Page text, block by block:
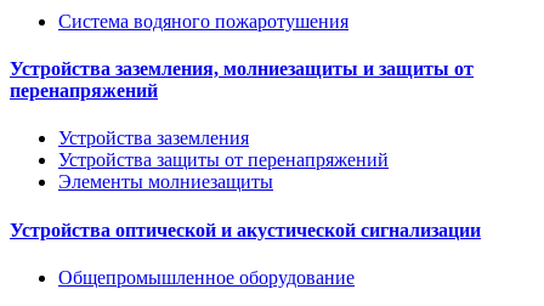
Система водяного пожаротушения
Устройства заземления, молниезащиты и защиты от
перенапряжений
Устройства заземления
Устройства защиты от перенапряжений
Элементы молниезащиты
Устройства оптической и акустической сигнализации
Общепромышленное оборудование